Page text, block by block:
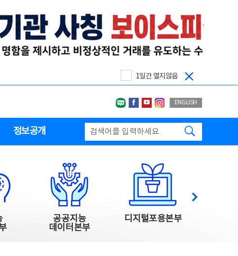
1일간 열지않음
네이버블로그
페이스북
유투브인스타그랩
ENGLISH
정보공개
공공지능
데이터본부
디지털포용본부
다음